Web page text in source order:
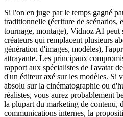
Si l'on en juge par le temps gagné
traditionnelle (écriture de scénarios,
tournage, montage), Vidnoz AI peut
créateurs qui remplacent plusieurs
génération d'images, modèles),
attrayante. Les principaux
rapport aux spécialistes de l'avatar
d'un éditeur axé sur les modèles. Si
absolu sur la cinématographie ou
réalistes, vous aurez probablement
la plupart du marketing de contenu,
communications internes, la